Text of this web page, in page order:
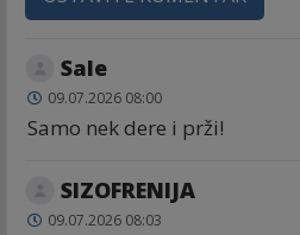
Sale
09.07.2026 08:00
Samo nek dere i prži!
SIZOFRENIJA
09.07.2026 08:03